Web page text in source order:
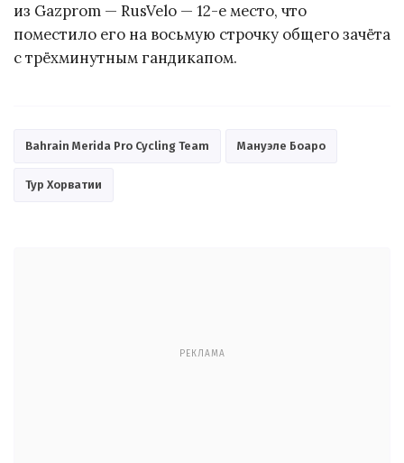
из Gazprom — RusVelo — 12-е место, что
поместило его на восьмую строчку общего зачёта
с трёхминутным гандикапом.
Bahrain Merida Pro Cycling Team Мануэле Боаро
Тур Хорватии
РЕКЛАМА